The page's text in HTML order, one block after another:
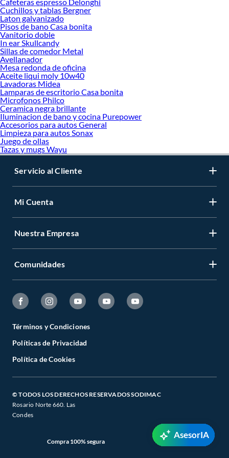
Cuchillos y tablas Bergner
Laton galvanizado
Pisos de bano Casa bonita
Vanitorio doble
In ear Skullcandy
Sillas de comedor Metal
Avellanador
Mesa redonda de oficina
Aceite liqui moly 10w40
Lavadoras Midea
Lamparas de escritorio Casa bonita
Microfonos Philco
Ceramica negra brillante
Iluminacion de bano y cocina Purepower
Accesorios para autos General
Limpieza para autos Sonax
Juego de ollas
Tazas y mugs Wayu
Servicio al Cliente
Mi Cuenta
Nuestra Empresa
Comunidades
Términos y Condiciones
Políticas de Privacidad
Política de Cookies
© TODOS LOS DERECHOS RESERVADOS SODIMAC
Rosario Norte 660. Las
Condes
Compra 100% segura
AsesorIA